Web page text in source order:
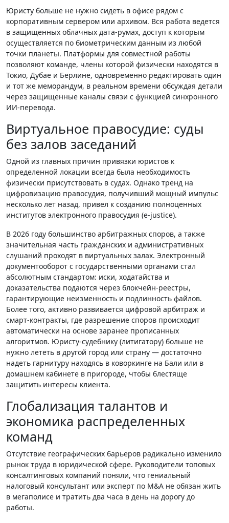
Юристу больше не нужно сидеть в офисе рядом с
корпоративным сервером или архивом. Вся работа ведется
в защищенных облачных дата-румах, доступ к которым
осуществляется по биометрическим данным из любой
точки планеты. Платформы для совместной работы
позволяют команде, члены которой физически находятся в
Токио, Дубае и Берлине, одновременно редактировать один
и тот же меморандум, в реальном времени обсуждая детали
через защищенные каналы связи с функцией синхронного
ИИ-перевода.
Виртуальное правосудие: суды
без залов заседаний
Одной из главных причин привязки юристов к
определенной локации всегда была необходимость
физически присутствовать в судах. Однако тренд на
цифровизацию правосудия, получивший мощный импульс
несколько лет назад, привел к созданию полноценных
институтов электронного правосудия (e-justice).
В 2026 году большинство арбитражных споров, а также
значительная часть гражданских и административных
слушаний проходят в виртуальных залах. Электронный
документооборот с государственными органами стал
абсолютным стандартом: иски, ходатайства и
доказательства подаются через блокчейн-реестры,
гарантирующие неизменность и подлинность файлов.
Более того, активно развивается цифровой арбитраж и
смарт-контракты, где разрешение споров происходит
автоматически на основе заранее прописанных
алгоритмов. Юристу-судебнику (литигатору) больше не
нужно лететь в другой город или страну — достаточно
надеть гарнитуру находясь в коворкинге на Бали или в
домашнем кабинете в пригороде, чтобы блестяще
защитить интересы клиента.
Глобализация талантов и
экономика распределенных
команд
Отсутствие географических барьеров радикально изменило
рынок труда в юридической сфере. Руководители топовых
консалтинговых компаний поняли, что гениальный
налоговый консультант или эксперт по M&A не обязан жить
в мегаполисе и тратить два часа в день на дорогу до
работы.